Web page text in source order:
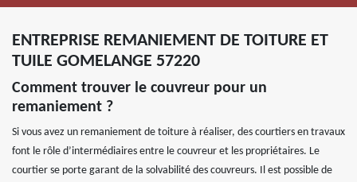
ENTREPRISE REMANIEMENT DE TOITURE ET
TUILE GOMELANGE 57220
Comment trouver le couvreur pour un
remaniement ?
Si vous avez un remaniement de toiture à réaliser, des courtiers en travaux
font le rôle d’intermédiaires entre le couvreur et les propriétaires. Le
courtier se porte garant de la solvabilité des couvreurs. Il est possible de